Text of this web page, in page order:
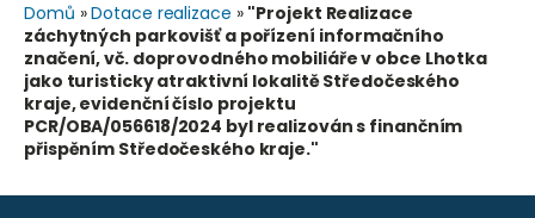
Domů »Dotace realizace » "Projekt Realizace
záchytných parkovišť a pořízení informačního
značení, vč. doprovodného mobiliáře v obce Lhotka
jako turisticky atraktivní lokalitě Středočeského
kraje, evidenční číslo projektu
PCR/OBA/056618/2024 byl realizován s finančním
přispěním Středočeského kraje."